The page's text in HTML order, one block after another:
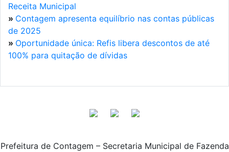
Receita Municipal
» Contagem apresenta equilíbrio nas contas públicas
de 2025
» Oportunidade única: Refis libera descontos de até
100% para quitação de dívidas
Prefeitura de Contagem – Secretaria Municipal de Fazenda